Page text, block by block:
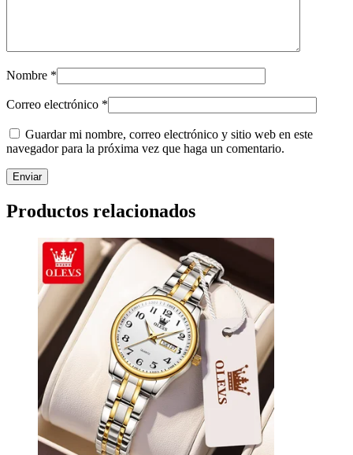
Nombre *
Correo electrónico *
Guardar mi nombre, correo electrónico y sitio web en este
navegador para la próxima vez que haga un comentario.
Productos relacionados